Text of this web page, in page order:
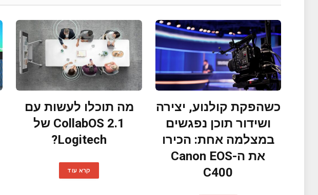
כשהפקת קולנוע, יצירה
ושידור תוכן נפגשים
במצלמה אחת: הכירו
את ה-Canon EOS
C400
מה תוכלו לעשות עם
CollabOS 2.1 של
Logitech?
קרא עוד